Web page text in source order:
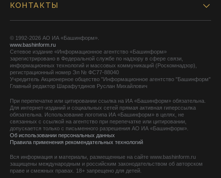
КОНТАКТЫ
© 1992-2026 АО ИА «Башинформ».
www.bashinform.ru
Сетевое издание «Информационное агентство «Башинформ»
зарегистрировано в Федеральной службе по надзору в сфере связи,
информационных технологий и массовых коммуникаций (Роскомнадзор),
регистрационный номер Эл № ФС77-88040
Учредитель Акционерное общество "Информационное агентство "Башинформ"
Главный редактор Шарафутдинов Руслан Михайлович
При перепечатке или цитировании ссылка на ИА «Башинформ» обязательна.
Для интернет-изданий и социальных сетей прямая активная гиперссылка
обязательна. Использование логотипа ИА «Башинформ» в целях, не
связанных с ссылкой на агентство при перепечатке или цитировании,
допускается только с письменного разрешения АО ИА «Башинформ».
Об использовании персональных данных
Правила применения рекомендательных технологий
Вся информация и материалы, размещенные на сайте www.bashinform.ru
защищены международным и российским законодательством об авторском
праве и смежных правах. 18+ запрещено для детей.